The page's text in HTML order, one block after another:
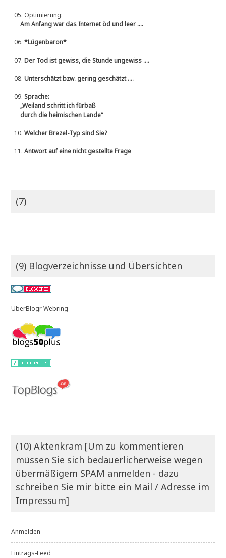
05. Optimierung:
Am Anfang war das Internet öd und leer ....
06.*Lügenbaron*
07.Der Tod ist gewiss, die Stunde ungewiss ....
08.Unterschätzt bzw. gering geschätzt ....
09.Sprache:
„Weiland schritt ich fürbaß
durch die heimischen Lande“
10.Welcher Brezel-Typ sind Sie?
11.Antwort auf eine nicht gestellte Frage
(7)
(9) Blogverzeichnisse und Übersichten
UberBlogr Webring
(10) Aktenkram [Um zu kommentieren
müssen Sie sich bedauerlicherweise wegen
übermäßigem SPAM anmelden - dazu
schreiben Sie mir bitte ein Mail / Adresse im
Impressum]
Anmelden
Eintrags-Feed